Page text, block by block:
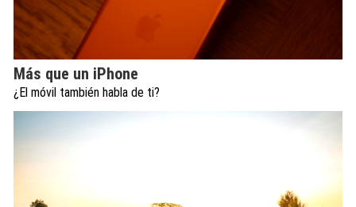
Más que un iPhone
¿El móvil también habla de ti?